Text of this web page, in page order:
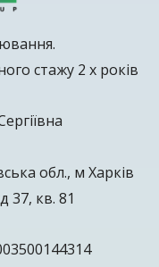
стажу 2 х років
обл., м Харків
37, кв. 81